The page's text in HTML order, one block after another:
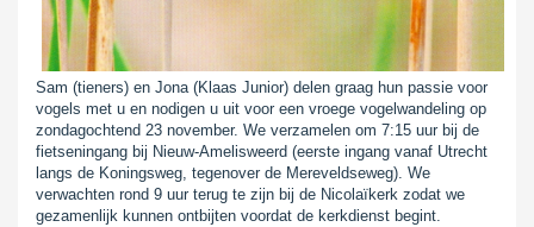
Sam (tieners) en Jona (Klaas Junior) delen graag hun passie voor
vogels met u en nodigen u uit voor een vroege vogelwandeling op
zondagochtend 23 november. We verzamelen om 7:15 uur bij de
fietseningang bij Nieuw-Amelisweerd (eerste ingang vanaf Utrecht
langs de Koningsweg, tegenover de Mereveldseweg). We
verwachten rond 9 uur terug te zijn bij de Nicolaïkerk zodat we
gezamenlijk kunnen ontbijten voordat de kerkdienst begint.